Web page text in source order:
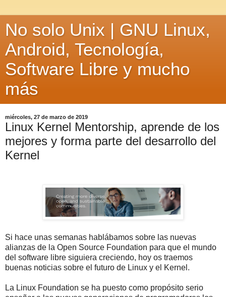
No solo Unix | GNU Linux,
Android, Tecnología,
Software Libre y mucho
más
miércoles, 27 de marzo de 2019
Linux Kernel Mentorship, aprende de los
mejores y forma parte del desarrollo del
Kernel
Si hace unas semanas hablábamos sobre las nuevas
alianzas de la Open Source Foundation para que el mundo
del software libre siguiera creciendo, hoy os traemos
buenas noticias sobre el futuro de Linux y el Kernel.
La Linux Foundation se ha puesto como propósito serio